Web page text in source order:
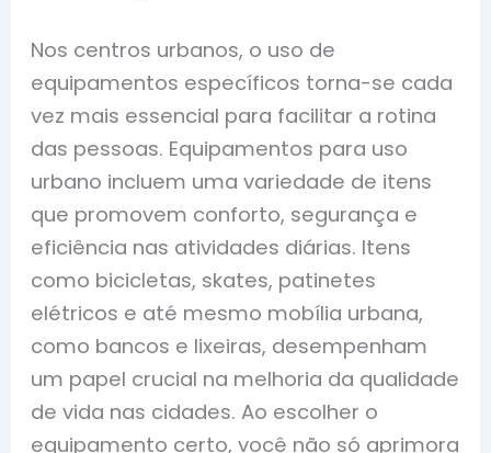
Nos centros urbanos, o uso de
equipamentos específicos torna-se cada
vez mais essencial para facilitar a rotina
das pessoas. Equipamentos para uso
urbano incluem uma variedade de itens
que promovem conforto, segurança e
eficiência nas atividades diárias. Itens
como bicicletas, skates, patinetes
elétricos e até mesmo mobília urbana,
como bancos e lixeiras, desempenham
um papel crucial na melhoria da qualidade
de vida nas cidades. Ao escolher o
equipamento certo, você não só aprimora